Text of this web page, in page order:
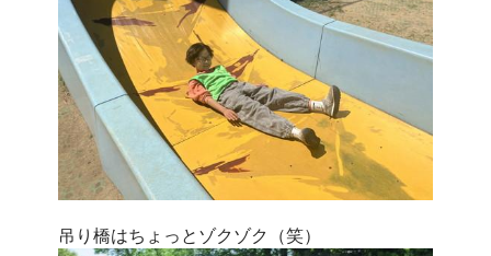
吊り橋はちょっとゾクゾク（笑）